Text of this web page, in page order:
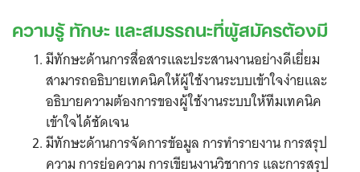
ความรู้ ทักษะ และสมรรถนะที่ผู้สมัครต้องมี
มีทักษะด้านการสื่อสารและประสานงานอย่างดีเยี่ยม
สามารถอธิบายเทคนิคให้ผู้ใช้งานระบบเข้าใจง่ายและ
อธิบายความต้องการของผู้ใช้งานระบบให้ทีมเทคนิค
เข้าใจได้ชัดเจน
มีทักษะด้านการจัดการข้อมูล การทำรายงาน การสรุป
ความ การย่อความ การเขียนงานวิชาการ และการสรุป